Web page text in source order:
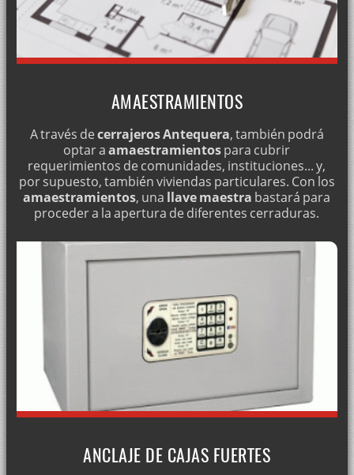
CERRAJERÍA ECONÓMICA EN ANTEQUERA
MARCA MOTTURA
REJAS Y VALLAS
ABRIMOS COCHES LAS 24 HORAS
CERRADURAS ANTI LADRONES
CAMBIO DE CERRADURAS
INSTALACIÓN DE CERRADURAS LINCE
AMAESTRAMIENTO DE BOMBILLOS
APERTURA DE CAJAS FUERTES
INSTALACIÓN Y REPARACIÓN DE PERSIANAS PARA COMERCIOS
CERRADURAS TESA, INSTALACIÓN Y MANTENIMIENTO
APERTURA DE PUERTAS ACORAZADAS
INSTALACIÓN DE CERRADURAS FICHET
CAMBIO DE BOMBÍN
CERRAJEROS BARATOS
MARCA FAC SEGURIDAD
CERRADURAS MOTTURA, INSTALACIÓN Y REPARACIÓN
AMAESTRAMIENTOS
A través decerrajeros Antequera, también podrá
optar aamaestramientospara cubrir
requerimientos de comunidades, instituciones... y,
por supuesto, también viviendas particulares. Con los
amaestramientos, una llave maestra bastará para
proceder a la apertura de diferentes cerraduras.
ANCLAJE DE CAJAS FUERTES